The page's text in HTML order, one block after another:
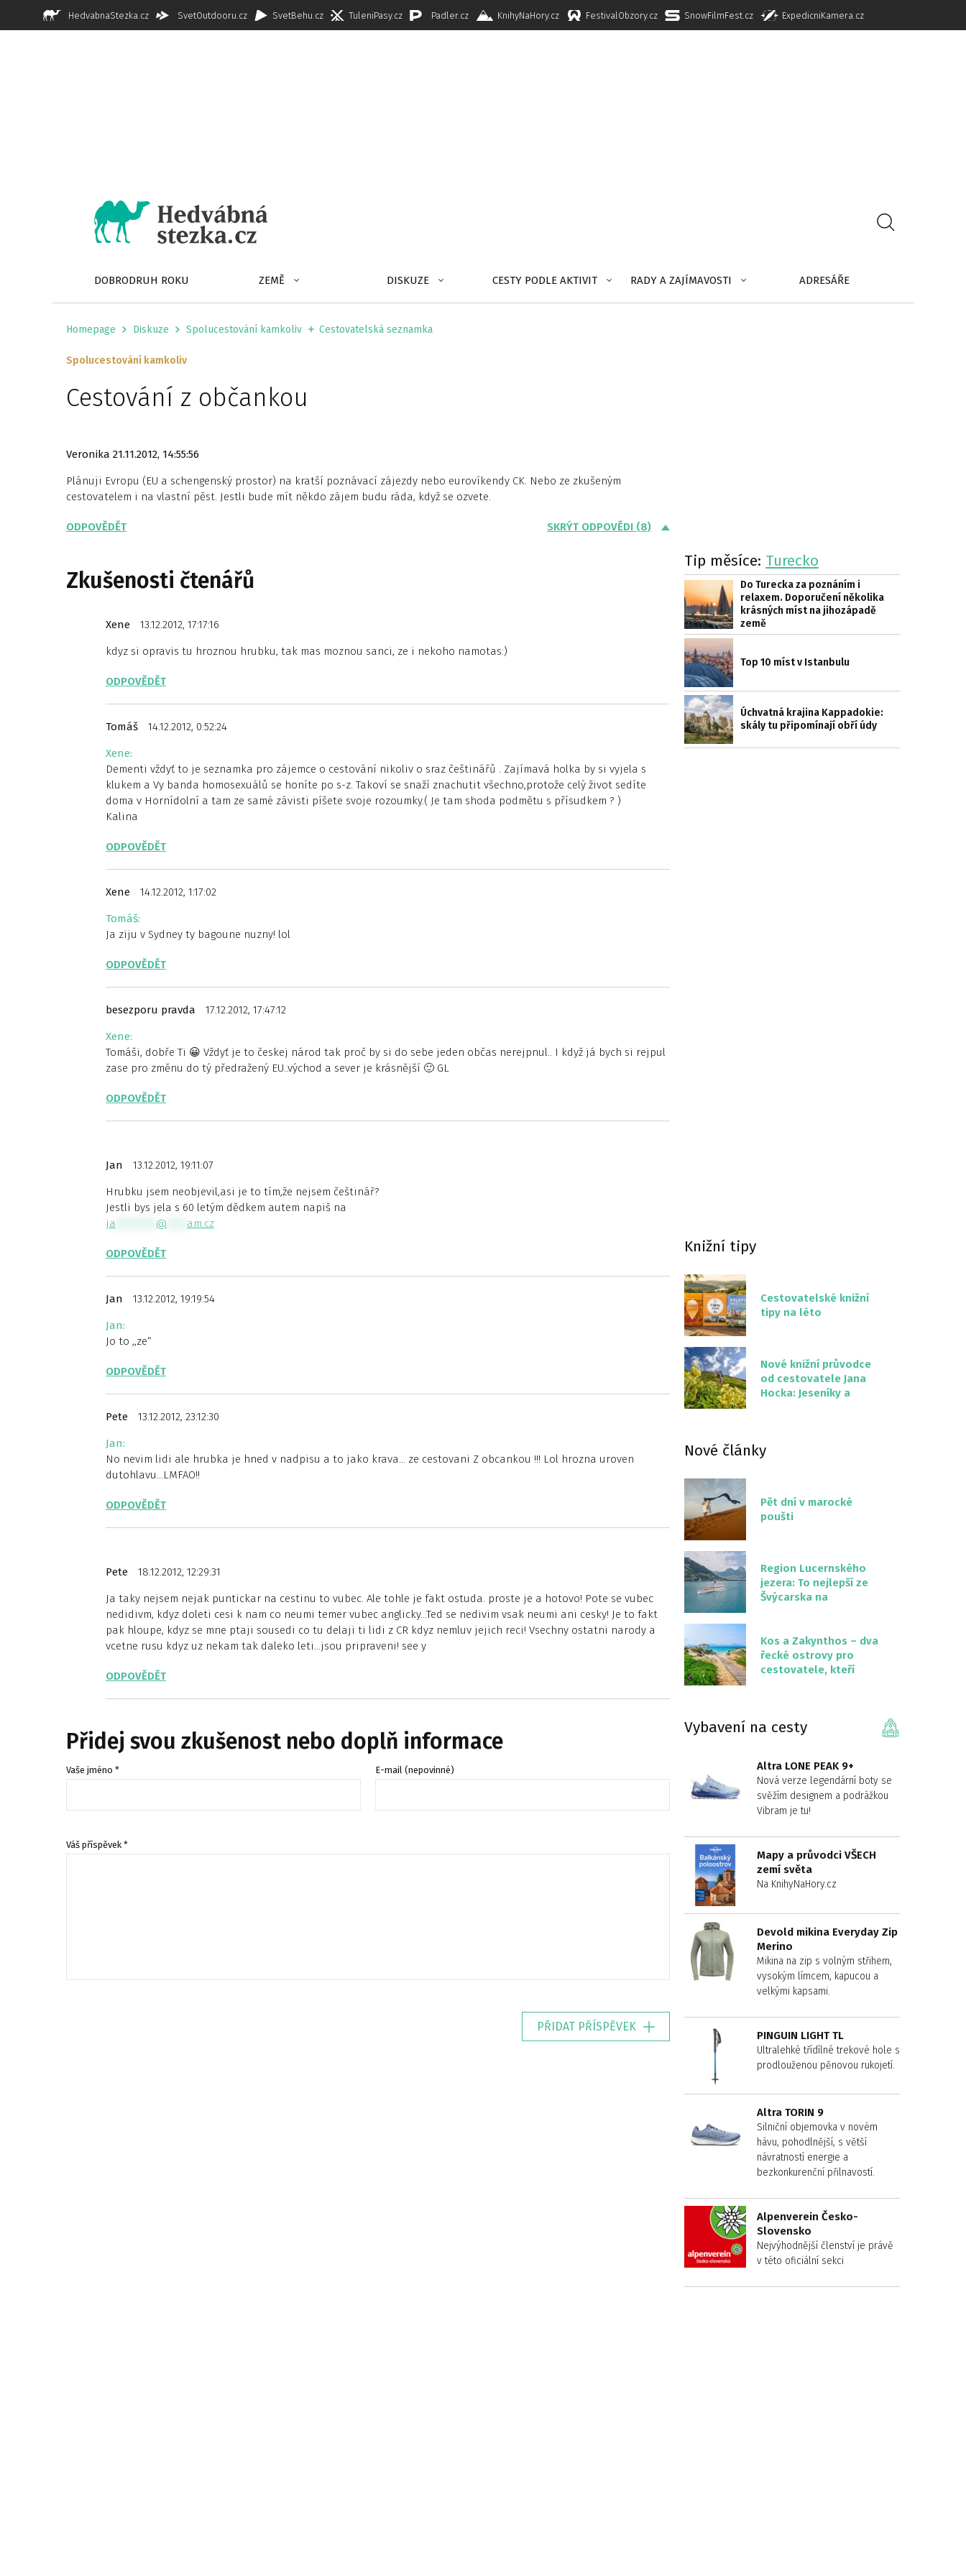
HedvabnaStezka.cz SvetOutdooru.cz SvetBehu.cz TuleniPasy.cz Padler.cz KnihyNaHory.cz FestivalObzory.cz SnowFilmFest.cz ExpedicniKamera.cz
DOBRODRUH ROKU ZEMĚ DISKUZE CESTY PODLE AKTIVIT RADY A ZAJÍMAVOSTI ADRESÁŘE
Homepage Diskuze Spolucestování kamkoliv Cestovatelská seznamka
Spolucestování kamkoliv
Cestování z občankou
Veronika 21.11.2012, 14:55:56
Plánuji Evropu (EU a schengenský prostor) na kratší poznávací zájezdy nebo eurovíkendy CK. Nebo ze zkušeným
cestovatelem i na vlastní pěst. Jestli bude mít někdo zájem budu ráda, když se ozvete.
ODPOVĚDĚT SKRÝT ODPOVĚDI (8)
Zkušenosti čtenářů
Xene 13.12.2012, 17:17:16
kdyz si opravis tu hroznou hrubku, tak mas moznou sanci, ze i nekoho namotas:)
ODPOVĚDĚT
Tomáš 14.12.2012, 0:52:24
Xene:
Dementi vždyť to je seznamka pro zájemce o cestování nikoliv o sraz češtinářů . Zajímavá holka by si vyjela s
klukem a Vy banda homosexuálů se honíte po s-z. Takoví se snaží znachutit všechno,protože celý život sedíte
doma v Hornídolní a tam ze samé závisti píšete svoje rozoumky.( Je tam shoda podmětu s přísudkem ? )
Kalina
ODPOVĚDĚT
Xene 14.12.2012, 1:17:02
Tomáš:
Ja ziju v Sydney ty bagoune nuzny! lol
ODPOVĚDĚT
besezporu pravda 17.12.2012, 17:47:12
Xene:
Tomáši, dobře Ti 😀 Vždyť je to českej národ tak proč by si do sebe jeden občas nerejpnul.. I když já bych si rejpul
zase pro změnu do tý předražený EU..východ a sever je krásnější 🙂 GL
ODPOVĚDĚT
Jan 13.12.2012, 19:11:07
Hrubku jsem neobjevil,asi je to tím,že nejsem češtinář?
Jestli bys jela s 60 letým dědkem autem napiš na
ja
@ am.cz
ODPOVĚDĚT
Jan 13.12.2012, 19:19:54
Jan:
Jo to ,,ze“
ODPOVĚDĚT
Pete 13.12.2012, 23:12:30
Jan:
No nevim lidi ale hrubka je hned v nadpisu a to jako krava… ze cestovani Z obcankou !!! Lol hrozna uroven
dutohlavu…LMFAO!!
ODPOVĚDĚT
Pete 18.12.2012, 12:29:31
Ja taky nejsem nejak puntickar na cestinu to vubec. Ale tohle je fakt ostuda. proste je a hotovo! Pote se vubec
nedidivm, kdyz doleti cesi k nam co neumi temer vubec anglicky…Ted se nedivim vsak neumi ani cesky! Je to fakt
pak hloupe, kdyz se mne ptaji sousedi co tu delaji ti lidi z CR kdyz nemluv jejich reci! Vsechny ostatni narody a
vcetne rusu kdyz uz nekam tak daleko leti…jsou pripraveni! see y
ODPOVĚDĚT
Přidej svou zkušenost nebo doplň informace
Vaše jméno * E-mail (nepovinné)
Váš příspěvek *
PŘIDAT PŘÍSPĚVEK
Tip měsíce: Turecko
Do Turecka za poznáním i
relaxem. Doporučení několika
krásných míst na jihozápadě
země
Top 10 míst v Istanbulu
Úchvatná krajina Kappadokie:
skály tu připomínají obří údy
Knižní tipy
Cestovatelské knižní
tipy na léto
Nové knižní průvodce
od cestovatele Jana
Hocka: Jeseníky a
Nové články
Pět dní v marocké
poušti
Region Lucernského
jezera: To nejlepší ze
Švýcarska na
Kos a Zakynthos – dva
řecké ostrovy pro
cestovatele, kteří
Vybavení na cesty
Altra LONE PEAK 9+
Nová verze legendární boty se
svěžím designem a podrážkou
Vibram je tu!
Mapy a průvodci VŠECH
zemí světa
Na KnihyNaHory.cz
Devold mikina Everyday Zip
Merino
Mikina na zip s volným střihem,
vysokým límcem, kapucou a
velkými kapsami.
PINGUIN LIGHT TL
Ultralehké třídílné trekové hole s
prodlouženou pěnovou rukojetí.
Altra TORIN 9
Silniční objemovka v novém
hávu, pohodlnější, s větší
návratností energie a
bezkonkurenční přilnavostí.
Alpenverein Česko-
Slovensko
Nejvýhodnější členství je právě
v této oficiální sekci